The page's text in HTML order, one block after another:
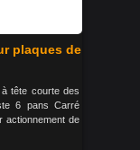
plaques de
tête courte des
6 pans Carré
actionnement de